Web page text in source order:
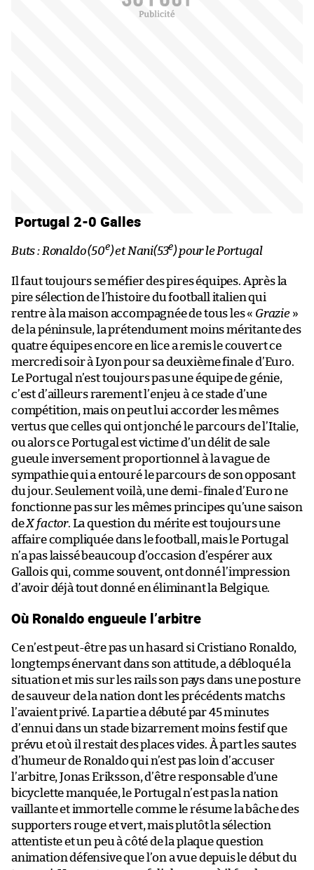
Portugal 2-0 Galles
Buts : Ronaldo (50e) et Nani(53e) pour le Portugal
Il faut toujours se méfier des pires équipes. Après la
pire sélection de l’histoire du football italien qui
rentre à la maison accompagnée de tous les « Grazie»
de la péninsule, la prétendument moins méritante des
quatre équipes encore en lice a remis le couvert ce
mercredi soir à Lyon pour sa deuxième finale d’Euro.
Le Portugal n’est toujours pas une équipe de génie,
c’est d’ailleurs rarement l’enjeu à ce stade d’une
compétition, mais on peut lui accorder les mêmes
vertus que celles qui ont jonché le parcours de l’Italie,
ou alors ce Portugal est victime d’un délit de sale
gueule inversement proportionnel à la vague de
sympathie qui a entouré le parcours de son opposant
du jour. Seulement voilà, une demi-finale d’Euro ne
fonctionne pas sur les mêmes principes qu’une saison
deX factor. La question du mérite est toujours une
affaire compliquée dans le football, mais le Portugal
n’a pas laissé beaucoup d’occasion d’espérer aux
Gallois qui, comme souvent, ont donné l’impression
d’avoir déjà tout donné en éliminant la Belgique.
Où Ronaldo engueule l’arbitre
Ce n’est peut-être pas un hasard si Cristiano Ronaldo,
longtemps énervant dans son attitude, a débloqué la
situation et mis sur les rails son pays dans une posture
de sauveur de la nation dont les précédents matchs
l’avaient privé. La partie a débuté par 45 minutes
d’ennui dans un stade bizarrement moins festif que
prévu et où il restait des places vides. À part les sautes
d’humeur de Ronaldo qui n’est pas loin d’accuser
l’arbitre, Jonas Eriksson, d’être responsable d’une
bicyclette manquée, le Portugal n’est pas la nation
vaillante et immortelle comme le résume la bâche des
supporters rouge et vert, mais plutôt la sélection
attentiste et un peu à côté de la plaque question
animation défensive que l’on a vue depuis le début du